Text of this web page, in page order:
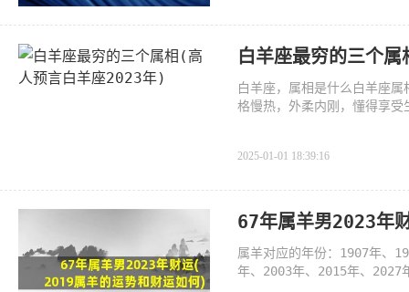
白羊座最穷的三个
白羊座，属相是什么白羊座
格慢热，外柔内刚，懂得享
2025-01-01 18:39:16
67年属羊男2023年
属羊对应的年份：1907年、
年、2003年、2015年、2027